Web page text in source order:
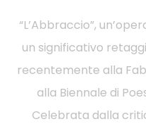
“L’Abbraccio”,
un significativo
recentemente alla
alla Biennale di
Celebrata dalla